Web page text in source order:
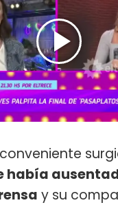
había
y su